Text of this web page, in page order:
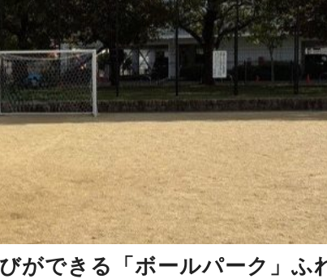
ができる「ボールパーク」ふ